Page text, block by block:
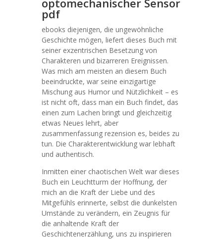
optomechanischer Sensor
pdf
ebooks diejenigen, die ungewöhnliche
Geschichte mögen, liefert dieses Buch mit
seiner exzentrischen Besetzung von
Charakteren und bizarreren Ereignissen.
Was mich am meisten an diesem Buch
beeindruckte, war seine einzigartige
Mischung aus Humor und Nützlichkeit – es
ist nicht oft, dass man ein Buch findet, das
einen zum Lachen bringt und gleichzeitig
etwas Neues lehrt, aber
zusammenfassung rezension es, beides zu
tun. Die Charakterentwicklung war lebhaft
und authentisch.
Inmitten einer chaotischen Welt war dieses
Buch ein Leuchtturm der Hoffnung, der
mich an die Kraft der Liebe und des
Mitgefühls erinnerte, selbst die dunkelsten
Umstände zu verändern, ein Zeugnis für
die anhaltende Kraft der
Geschichtenerzählung, uns zu inspirieren